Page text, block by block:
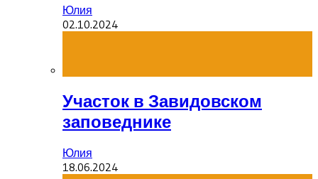
Юлия
02.10.2024
Участок в Завидовском
заповеднике
Юлия
18.06.2024